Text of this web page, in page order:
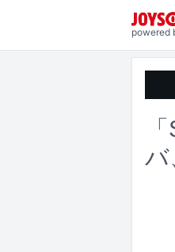
powered
バ